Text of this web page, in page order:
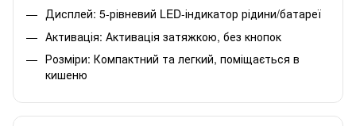
Дисплей: 5-рівневий LED-індикатор рідини/батареї
Активація: Активація затяжкою, без кнопок
Розміри: Компактний та легкий, поміщається в
кишеню